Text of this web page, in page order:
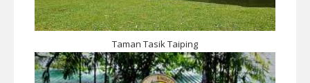
Taman Tasik Taiping